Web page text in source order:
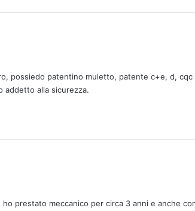
possiedo patentino muletto, patente c+e, d, cqc
addetto alla sicurezza.
prestato meccanico per circa 3 anni e anche